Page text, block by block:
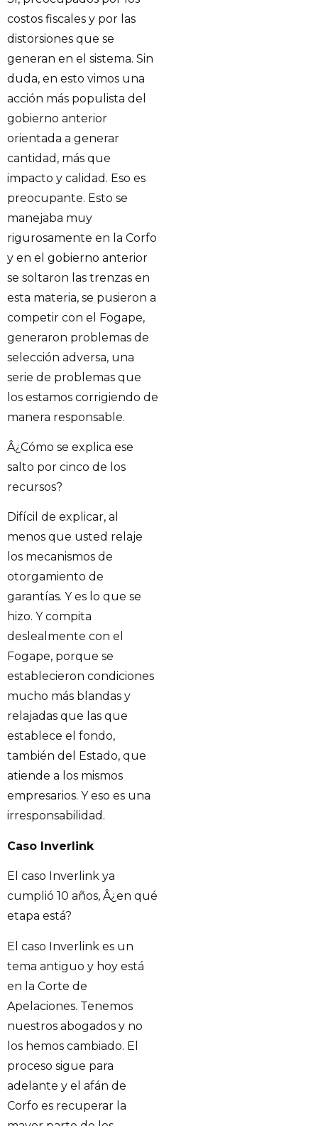
costos fiscales y por las
distorsiones que se
generan en el sistema. Sin
duda, en esto vimos una
acción más populista del
gobierno anterior
orientada a generar
cantidad, más que
impacto y calidad. Eso es
preocupante. Esto se
manejaba muy
rigurosamente en la Corfo
y en el gobierno anterior
se soltaron las trenzas en
esta materia, se pusieron a
competir con el Fogape,
generaron problemas de
selección adversa, una
serie de problemas que
los estamos corrigiendo de
manera responsable.
Â¿Cómo se explica ese
salto por cinco de los
recursos?
Difícil de explicar, al
menos que usted relaje
los mecanismos de
otorgamiento de
garantías. Y es lo que se
hizo. Y compita
deslealmente con el
Fogape, porque se
establecieron condiciones
mucho más blandas y
relajadas que las que
establece el fondo,
también del Estado, que
atiende a los mismos
empresarios. Y eso es una
irresponsabilidad.
Caso Inverlink
El caso Inverlink ya
cumplió 10 años, Â¿en qué
etapa está?
El caso Inverlink es un
tema antiguo y hoy está
en la Corte de
Apelaciones. Tenemos
nuestros abogados y no
los hemos cambiado. El
proceso sigue para
adelante y el afán de
Corfo es recuperar la